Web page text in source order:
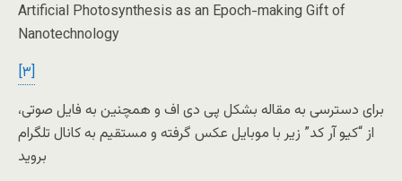
Artificial Photosynthesis as an Epoch-making Gift of
Nanotechnology
[۳]
برای دسترسی به مقاله بشکل پی دی اف و همچنین به فایل صوتی،
از “کیو آر کد” زیر با موبایل عکس گرفته و مستقیم به کانال تلگرام
بروید